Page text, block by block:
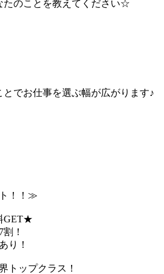
たのことを教えてください☆
でお仕事を選ぶ幅が広がります♪
！！≫
GET★
！
り！
トップクラス！